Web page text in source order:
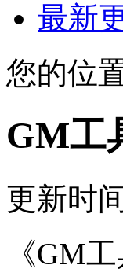
最新
您的位
GM工
更新时
《GM